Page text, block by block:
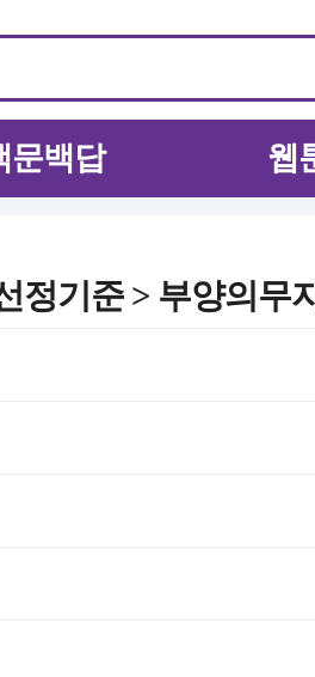
문백답 웹
기준 > 부양의무